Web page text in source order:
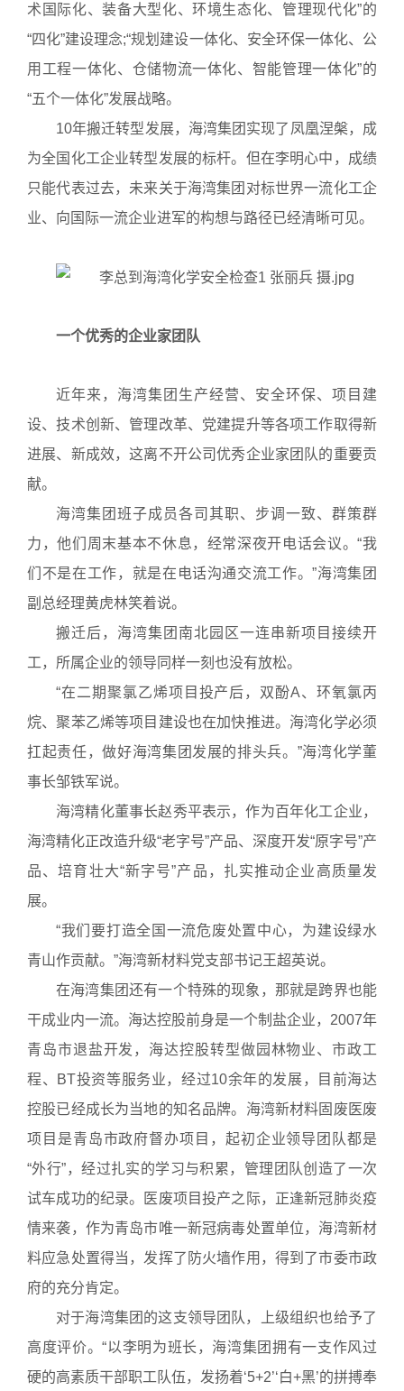
术国际化、装备大型化、环境生态化、管理现代化”的
“四化”建设理念;“规划建设一体化、安全环保一体化、公
用工程一体化、仓储物流一体化、智能管理一体化”的
“五个一体化”发展战略。
10年搬迁转型发展，海湾集团实现了凤凰涅槃，成
为全国化工企业转型发展的标杆。但在李明心中，成绩
只能代表过去，未来关于海湾集团对标世界一流化工企
业、向国际一流企业进军的构想与路径已经清晰可见。
一个优秀的企业家团队
近年来，海湾集团生产经营、安全环保、项目建
设、技术创新、管理改革、党建提升等各项工作取得新
进展、新成效，这离不开公司优秀企业家团队的重要贡
献。
海湾集团班子成员各司其职、步调一致、群策群
力，他们周末基本不休息，经常深夜开电话会议。“我
们不是在工作，就是在电话沟通交流工作。”海湾集团
副总经理黄虎林笑着说。
搬迁后，海湾集团南北园区一连串新项目接续开
工，所属企业的领导同样一刻也没有放松。
“在二期聚氯乙烯项目投产后，双酚A、环氧氯丙
烷、聚苯乙烯等项目建设也在加快推进。海湾化学必须
扛起责任，做好海湾集团发展的排头兵。”海湾化学董
事长邹铁军说。
海湾精化董事长赵秀平表示，作为百年化工企业，
海湾精化正改造升级“老字号”产品、深度开发“原字号”产
品、培育壮大“新字号”产品，扎实推动企业高质量发
展。
“我们要打造全国一流危废处置中心，为建设绿水
青山作贡献。”海湾新材料党支部书记王超英说。
在海湾集团还有一个特殊的现象，那就是跨界也能
干成业内一流。海达控股前身是一个制盐企业，2007年
青岛市退盐开发，海达控股转型做园林物业、市政工
程、BT投资等服务业，经过10余年的发展，目前海达
控股已经成长为当地的知名品牌。海湾新材料固废医废
项目是青岛市政府督办项目，起初企业领导团队都是
“外行”，经过扎实的学习与积累，管理团队创造了一次
试车成功的纪录。医废项目投产之际，正逢新冠肺炎疫
情来袭，作为青岛市唯一新冠病毒处置单位，海湾新材
料应急处置得当，发挥了防火墙作用，得到了市委市政
府的充分肯定。
对于海湾集团的这支领导团队，上级组织也给予了
高度评价。“以李明为班长，海湾集团拥有一支作风过
硬的高素质干部职工队伍，发扬着‘5+2’‘白+黑’的拼搏奉